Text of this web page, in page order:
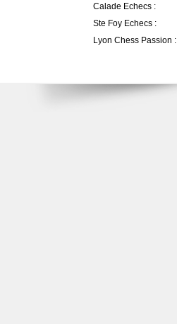
Calade Echecs :
Ste Foy Echecs :
Lyon Chess Passion :